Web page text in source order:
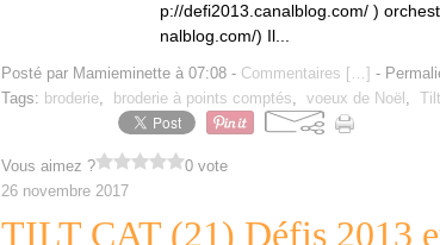
p://defi2013.canalblog.com/ )
nalblog.com/) Il...
Posté par Mamieminette à 07:08 - Commentaires [ …] -
Tags: broderie, broderie à points comptés, voeux de Noël ,
Vous aimez ?
0 vote
26 novembre 2017
TILT CAT (21) Défis 2013